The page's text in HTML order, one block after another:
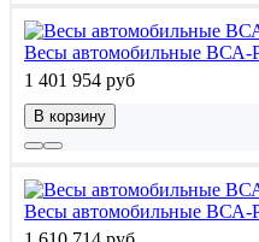
Весы автомобильные ВСА-
1 401 954 руб
В корзину
Весы автомобильные ВСА-